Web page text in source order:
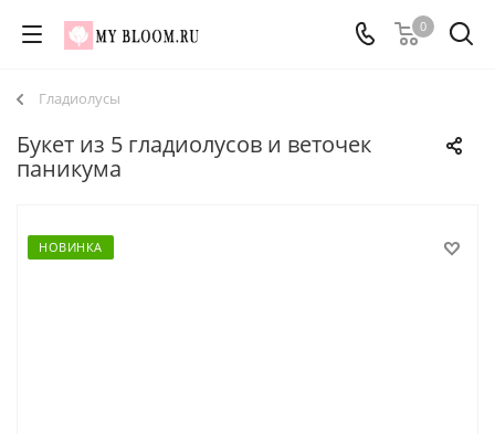
0
Гладиолусы
Букет из 5 гладиолусов и веточек
паникума
НОВИНКА